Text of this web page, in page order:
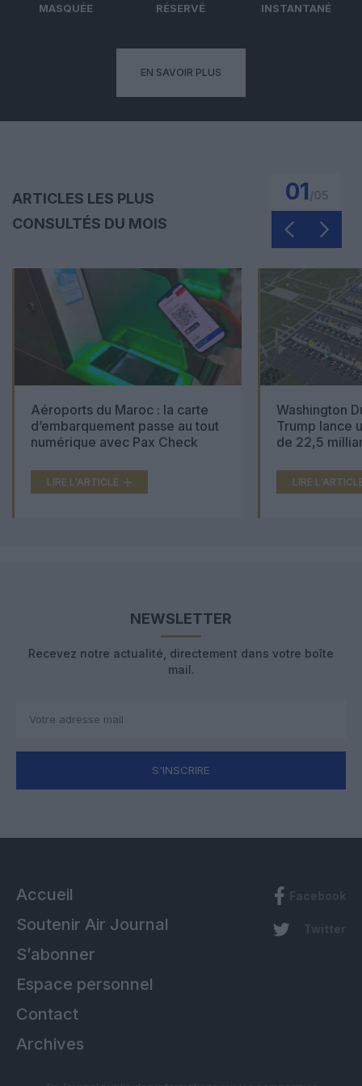
MASQUÉE
RÉSERVÉ
INSTANTANÉ
EN SAVOIR PLUS
ARTICLES LES PLUS
CONSULTÉS DU MOIS
01
Aéroports du Maroc : la carte
d’embarquement passe au tout
numérique avec Pax Check
LIRE L'ARTICLE
Washington
Trump lance
de 22,5
LIRE
NEWSLETTER
Recevez notre actualité, directement dans votre boîte
mail.
S'INSCRIRE
Accueil
Soutenir Air Journal
S’abonner
Espace personnel
Contact
Archives